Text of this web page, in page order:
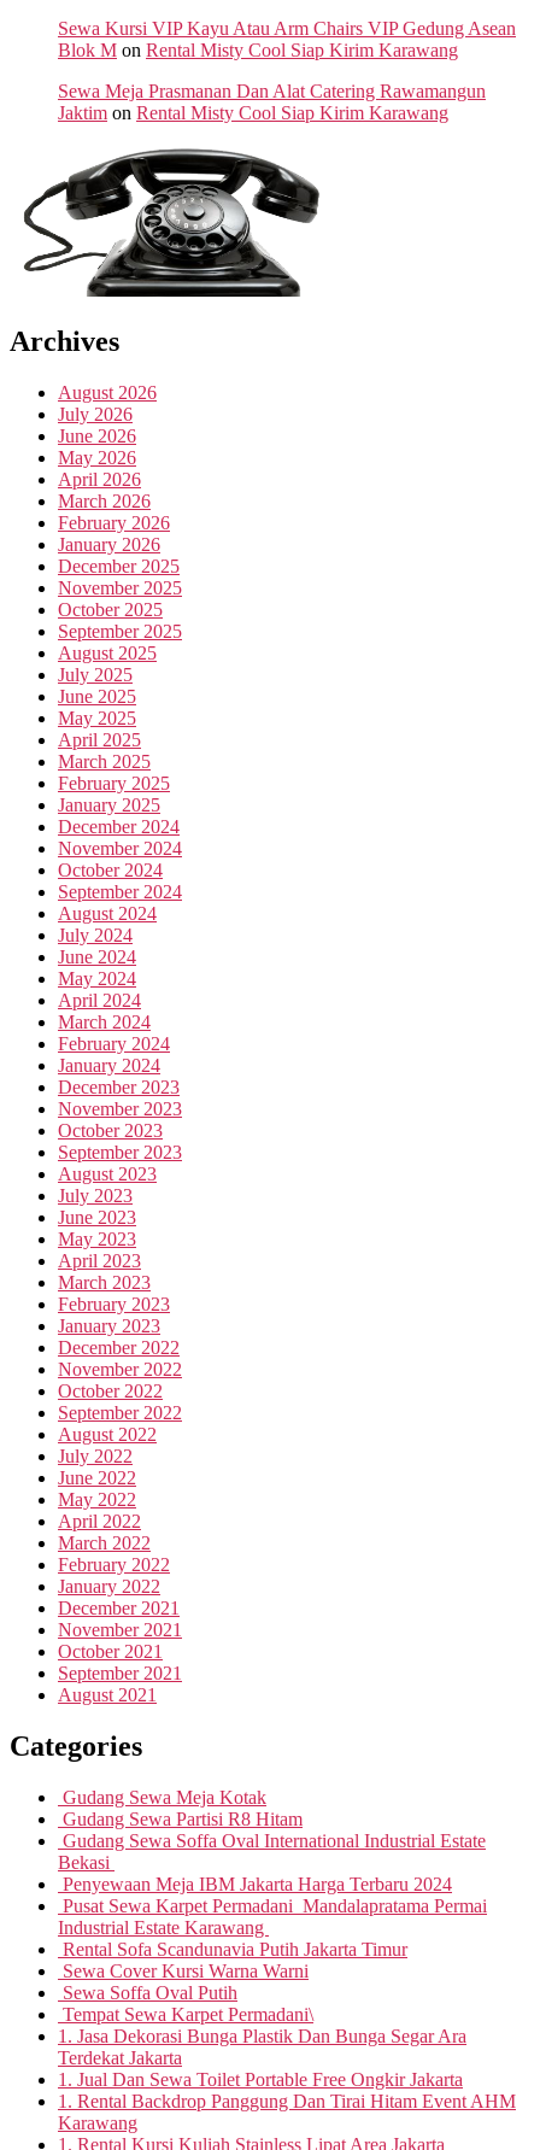
Sewa Kursi VIP Kayu Atau Arm Chairs VIP Gedung Asean
Blok M on Rental Misty Cool Siap Kirim Karawang
Sewa Meja Prasmanan Dan Alat Catering Rawamangun
Jaktim on Rental Misty Cool Siap Kirim Karawang
Archives
August 2026
July 2026
June 2026
May 2026
April 2026
March 2026
February 2026
January 2026
December 2025
November 2025
October 2025
September 2025
August 2025
July 2025
June 2025
May 2025
April 2025
March 2025
February 2025
January 2025
December 2024
November 2024
October 2024
September 2024
August 2024
July 2024
June 2024
May 2024
April 2024
March 2024
February 2024
January 2024
December 2023
November 2023
October 2023
September 2023
August 2023
July 2023
June 2023
May 2023
April 2023
March 2023
February 2023
January 2023
December 2022
November 2022
October 2022
September 2022
August 2022
July 2022
June 2022
May 2022
April 2022
March 2022
February 2022
January 2022
December 2021
November 2021
October 2021
September 2021
August 2021
Categories
Gudang Sewa Meja Kotak
Gudang Sewa Partisi R8 Hitam
Gudang Sewa Soffa Oval International Industrial Estate
Bekasi
Penyewaan Meja IBM Jakarta Harga Terbaru 2024
Pusat Sewa Karpet Permadani Mandalapratama Permai
Industrial Estate Karawang
Rental Sofa Scandunavia Putih Jakarta Timur
Sewa Cover Kursi Warna Warni
Sewa Soffa Oval Putih
Tempat Sewa Karpet Permadani\
1. Jasa Dekorasi Bunga Plastik Dan Bunga Segar Ara
Terdekat Jakarta
1. Jual Dan Sewa Toilet Portable Free Ongkir Jakarta
1. Rental Backdrop Panggung Dan Tirai Hitam Event AHM
Karawang
1. Rental Kursi Kuliah Stainless Lipat Area Jakarta